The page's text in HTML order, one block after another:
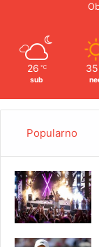
26 ℃
sub
35
Popularno